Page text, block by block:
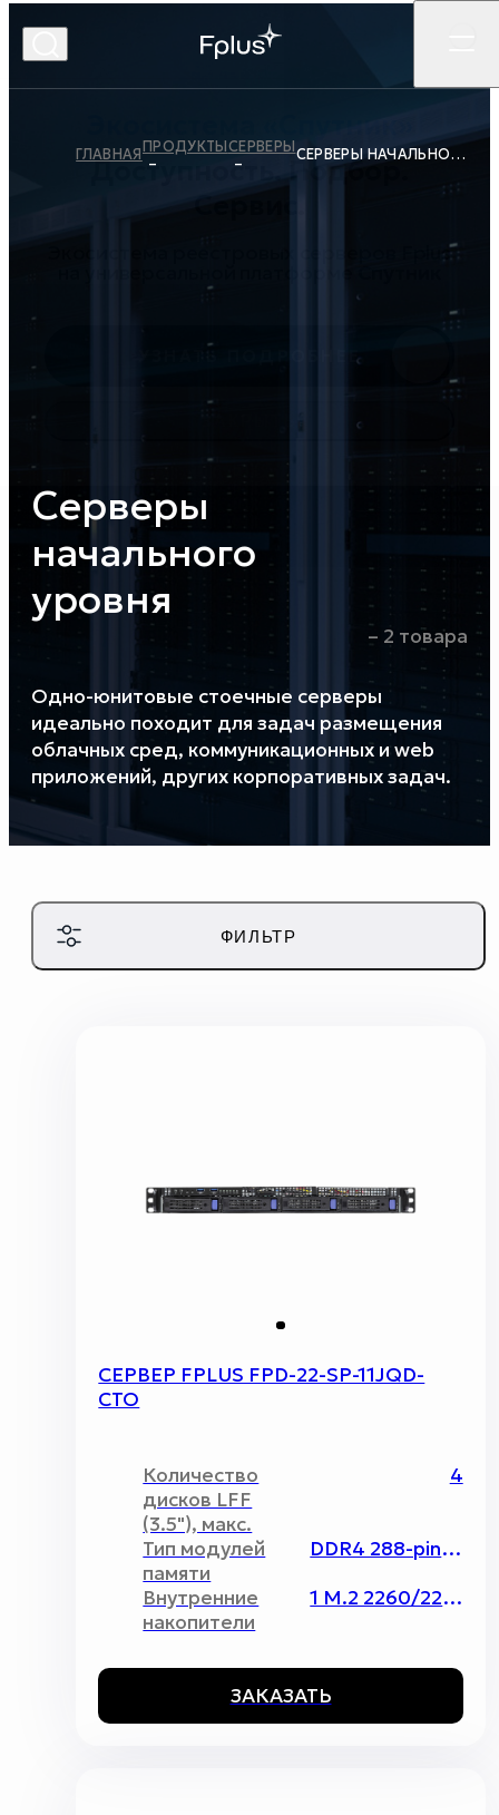
ГЛАВНАЯ ПРОДУКТЫ СЕРВЕРЫ СЕРВЕРЫ НАЧАЛЬНОГО УРОВНЯ
Серверы
начального
уровня
– 2 товара
Одно-юнитовые стоечные серверы
идеально походит для задач размещения
облачных сред, коммуникационных и web
приложений, других корпоративных задач.
ФИЛЬТР
СЕРВЕР FPLUS FPD-22-SP-11JQD-
CTO
Количество
дисков LFF
(3.5"), макс.
4
Тип модулей
памяти
DDR4 288-pin ECC/non-ECC UDIMM
Внутренние
накопители
1 M.2 2260/2280/22110
ЗАКАЗАТЬ
Доступность. Подбор.
Сервис.
Экосистема реестровых серверов Fplus
на универсальной платформе Спутник
УЗНАТЬ ПОДРОБНЕЕ
ЗАКРЫТЬ